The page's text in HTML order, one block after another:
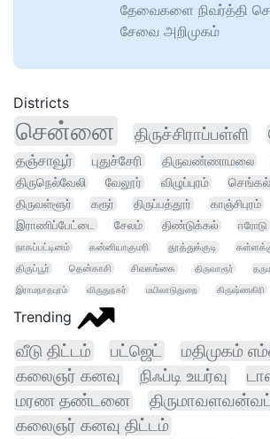
தேவைகளை நிவர்த்தி
சேவை அறிமுகம்
Districts
சென்னை திருச்சிராப்பள்ளி
தஞ்சாவூர் புதுச்சேரி திருவண்ணாமலை
திருநெல்வேலி வேலூர் விழுப்புரம்
திருவள்ளூர்
கரூர் திருப்பத்தூர் காஞ்சிபுரம்
இராணிப்பேட்டை
சேலம் திண்டுக்கல் ஈரோடு
நாகப்பட்டினம்
கன்னியாகுமரி தூத்துக்குடி
திருப்பூர்
தென்காசி சிவகங்கை திருவாரூர்
இராமநாதபுரம்
விருதுநகர் மயிலாடுதுறை கிருஷ்ணகிரி
Trending
வீடு திட்டம் பட்ஜெட்
மதிமுகம்
கலைஞர் கனவு
நிஃப்டி உயர்வு
மரண தண்டனை
கலைஞர் கனவு திட்டம்